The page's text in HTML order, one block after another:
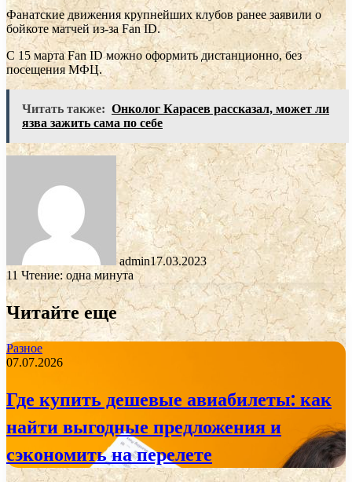
Фанатские движения крупнейших клубов ранее заявили о
бойкоте матчей из-за Fan ID.
C 15 марта Fan ID можно оформить дистанционно, без
посещения МФЦ.
Читать также: Онколог Карасев рассказал, может ли
язва зажить сама по себе
admin17.03.2023
11 Чтение: одна минута
Читайте еще
Разное
07.07.2026
Где купить дешевые авиабилеты: как
найти выгодные предложения и
сэкономить на перелете